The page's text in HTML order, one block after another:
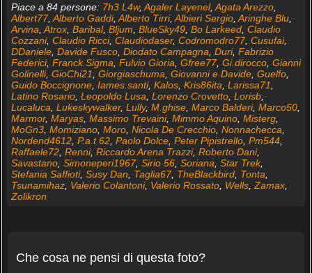
Piace a 84 persone: 7h3 L4w, Agaler Layenel, Agata Arezzo,
Albert77, Alberto Gaddi, Alberto Tirri, Albieri Sergio, Aringhe Blu,
Arvina Atrox, Baribal, Bljum BlueSky49, Bo Larkeed, Claudio
Cozzani, Claudio Ricci, Claudiodaser, Codromodro77, Cusufai,
DDaniele, Davide Fusco, Diodato Campagna Duri, Fabrizio
Federici, Franck.Sigma Fulvio Gioria Gfree77, Gi.dirocco, Gianni
Golinelli, GioChi21 Giorgiaschuma Giovanni e Davide, Guelfo,
Guido Boccignone, Iames.santi, Kalos, Kris86ita Larissa71
Latino Rosario, Leopoldo Lusa Lorenzo Crovetto, Lorisb,
Lucaluca Lukeskywalker, Lully, M.ghise, Marco Balderi, Marco50,
Marmor, Maryas, Massimo Trevaini, Mimmo Aquino, Misterg,
MoGn3, Momiziano, Moro, Nicola De Crecchio, Nonnachecca
Nordend4612, P.a.t 62, Paolo Dolce, Peter Pipistrello, Pm544,
Raffaele72, Renni, Riccardo Arena Trazzi, Roberto Dani,
Savastano, Simoneperi1967, Sirio 56, Soriana Star Trek,
Stefania Saffioti, Susy Dan Taglia67, TheBlackbird, Tonta
Tsunamihaz, Valerio Colantoni, Valerio Rossato, Wells, Zamax,
Zolikron
Che cosa ne pensi di questa foto?